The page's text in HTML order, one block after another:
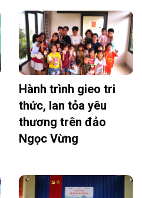
Hành trình gieo tri
thức, lan tỏa yêu
thương trên đảo
Ngọc Vừng